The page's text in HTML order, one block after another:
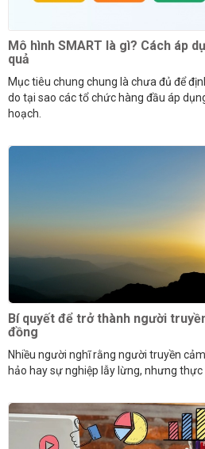
Mô hình SMART là gì? Cách áp
quả
Mục tiêu chung chung là chưa đủ để
do tại sao các tổ chức hàng đầu áp
hoạch.
Bí quyết để trở thành người
đồng
Nhiều người nghĩ rằng người truyền
hảo hay sự nghiệp lẫy lừng, nhưng